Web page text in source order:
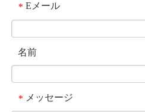
* Eメール
名前
* メッセージ